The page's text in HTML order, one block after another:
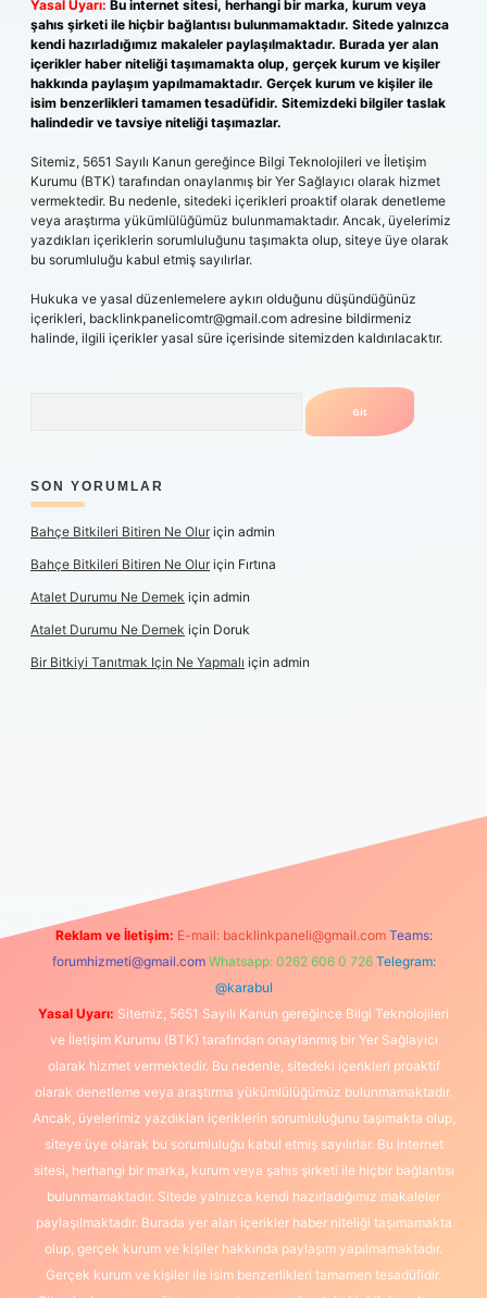
Yasal Uyarı: Bu internet sitesi, herhangi bir marka, kurum veya
şahıs şirketi ile hiçbir bağlantısı bulunmamaktadır. Sitede yalnızca
kendi hazırladığımız makaleler paylaşılmaktadır. Burada yer alan
içerikler haber niteliği taşımamakta olup, gerçek kurum ve kişiler
hakkında paylaşım yapılmamaktadır. Gerçek kurum ve kişiler ile
isim benzerlikleri tamamen tesadüfidir. Sitemizdeki bilgiler taslak
halindedir ve tavsiye niteliği taşımazlar.
Sitemiz, 5651 Sayılı Kanun gereğince Bilgi Teknolojileri ve İletişim
Kurumu (BTK) tarafından onaylanmış bir Yer Sağlayıcı olarak hizmet
vermektedir. Bu nedenle, sitedeki içerikleri proaktif olarak denetleme
veya araştırma yükümlülüğümüz bulunmamaktadır. Ancak, üyelerimiz
yazdıkları içeriklerin sorumluluğunu taşımakta olup, siteye üye olarak
bu sorumluluğu kabul etmiş sayılırlar.
Hukuka ve yasal düzenlemelere aykırı olduğunu düşündüğünüz
içerikleri, backlinkpanelicomtr@gmail.com adresine bildirmeniz
halinde, ilgili içerikler yasal süre içerisinde sitemizden kaldırılacaktır.
SON YORUMLAR
Bahçe Bitkileri Bitiren Ne Oluriçin admin
Bahçe Bitkileri Bitiren Ne Oluriçin Fırtına
Atalet Durumu Ne Demek için admin
Atalet Durumu Ne Demek için Doruk
Bir Bitkiyi Tanıtmak Için Ne Yapmalı için admin
Reklam ve İletişim: E-mail: backlinkpaneli@gmail.com Teams:
forumhizmeti@gmail.com Whatsapp: 0262 606 0 726 Telegram:
@karabul
Yasal Uyarı: Sitemiz, 5651 Sayılı Kanun gereğince Bilgi Teknolojileri
ve İletişim Kurumu (BTK) tarafından onaylanmış bir Yer Sağlayıcı
olarak hizmet vermektedir. Bu nedenle, sitedeki içerikleri proaktif
olarak denetleme veya araştırma yükümlülüğümüz bulunmamaktadır.
Ancak, üyelerimiz yazdıkları içeriklerin sorumluluğunu taşımakta olup,
siteye üye olarak bu sorumluluğu kabul etmiş sayılırlar. Bu internet
sitesi, herhangi bir marka, kurum veya şahıs şirketi ile hiçbir bağlantısı
bulunmamaktadır. Sitede yalnızca kendi hazırladığımız makaleler
paylaşılmaktadır. Burada yer alan içerikler haber niteliği taşımamakta
olup, gerçek kurum ve kişiler hakkında paylaşım yapılmamaktadır.
Gerçek kurum ve kişiler ile isim benzerlikleri tamamen tesadüfidir.